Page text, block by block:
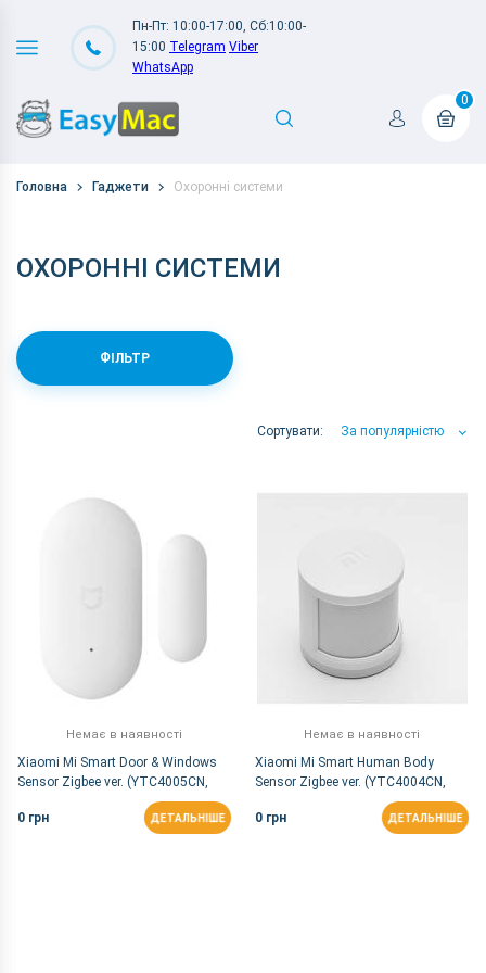
Пн-Пт: 10:00-17:00, Сб:10:00-
15:00 Telegram Viber
WhatsApp
0
Головна Гаджети Охоронні системи
ОХОРОННІ СИСТЕМИ
ФІЛЬТР
Сортувати: За популярністю
За популярністю
Немає в наявності
Xiaomi Mi Smart Door & Windows
Sensor Zigbee ver. (YTC4005CN,
0 грн
ДЕТАЛЬНІШЕ
Немає в наявності
Xiaomi Mi Smart Human Body
Sensor Zigbee ver. (YTC4004CN,
0 грн
ДЕТАЛЬНІШЕ